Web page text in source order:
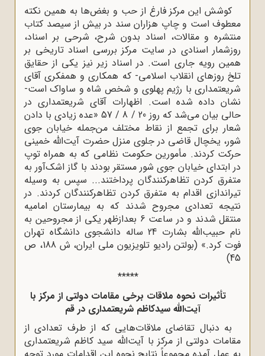
کوشش این مرکز فارغ از حب و بغض‌ها به همین نکته
معطوف است و چاپ هزاران سند در بیش از سیصد کتاب
منتشره و مقالات، اسناد بدون شرح، شرحی بر اسناد،
روزشمار اسنادی در سایت مرکز بررسی اسناد تاریخی بر
همین رویه جاری است. در اسناد زیر نیز یکی از حقایق
تلخ روزهای انقلاب اسلامی- که همکاری و همفکری آقای
شریعتمداری با رژیم پهلوی و شخص شاه و ساواک است-
نشان داده شده است. اظهارات آقاى شریعتمدارى در
حالى بیان مى‌شد که روز 20 / 8 / 57 «عده زیادى با دادن
شعار براى تجمع از نقاط مختلف من‌جمله خیابان جوى
شور، یخچال قاضى در جلوى منزل حضرت آیت‌الله‌ خمینى
حرکت کردند. مأمورین حکومت نظامى که به همراه توپ
در ابتداى خیابان جوى ‌شور مستقر بودند با گاز اشک‌آور به
متفرق کردن تظاهرکنندگان پرداختند... سپس به وسیله
تیراندازى اقدام به متفرق کردن تظاهرکنندگان کردند. در
نتیجه تعدادى مجروح شدند که به بیمارستان امامیه
منتقل شدند و در ساعت 6 بعدازظهر یکى از مجروحین به
نام حبیب‌الله بشارت 24 ساله دانشجوى دانشگاه تهران
فوت کرد.» (بولتن رادیو تلویزیون ملى ایران، ش 188، ص
45)
*****
تأثیرات نحوه ملاقات برخى مقامات دولتى از مرکز با
آیت‌الله سیدکاظم شریعتمدارى در قم
به دنبال تقاضاى ملاقات‌هایى که از طرف تعدادى از
مقامات دولتى از مرکز با آیت‌الله سید کاظم شریعتمدارى